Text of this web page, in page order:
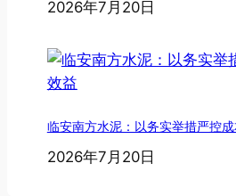
2026年7月20日
临安南方水泥：以务实举措严控
2026年7月20日